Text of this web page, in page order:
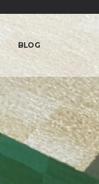
BLOG